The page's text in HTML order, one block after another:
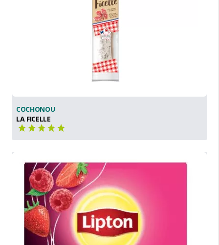
COCHONOU
LA FICELLE